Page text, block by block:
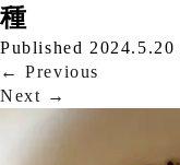
種
Published 2024.5.20
← Previous
Next →